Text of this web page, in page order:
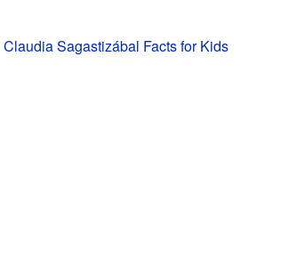
Claudia Sagastizábal Facts for Kids